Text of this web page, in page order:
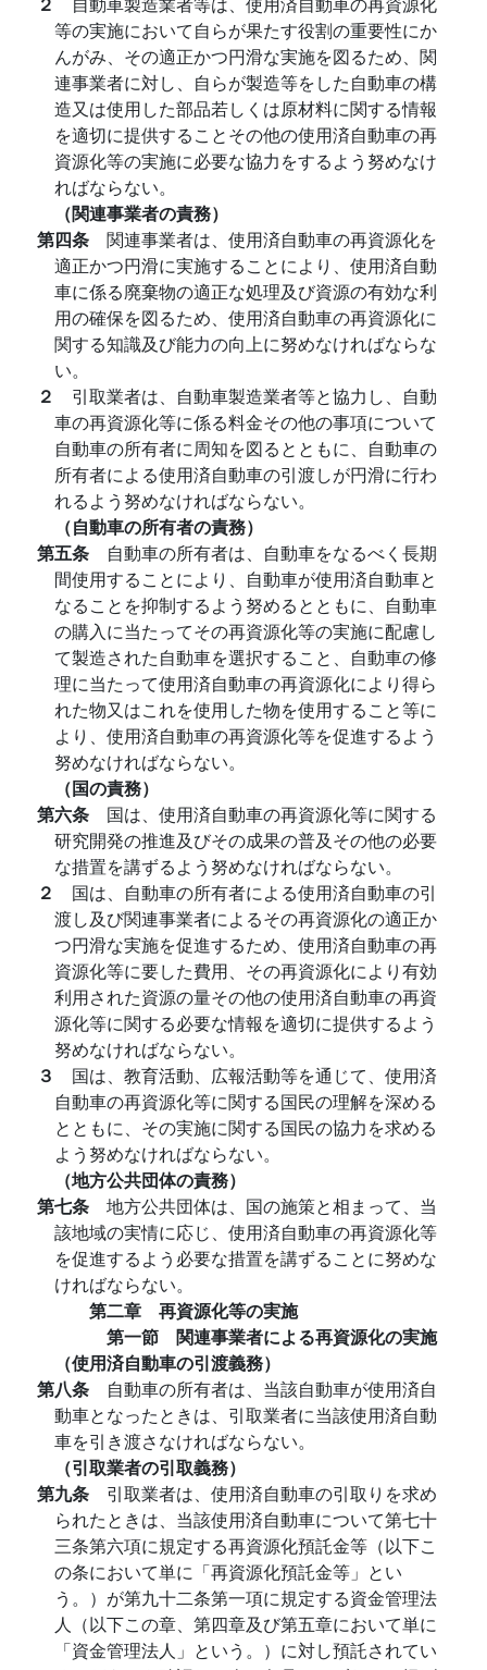
等の実施において自らが果たす役割の重要性にか
んがみ、その適正かつ円滑な実施を図るため、関
連事業者に対し、自らが製造等をした自動車の構
造又は使用した部品若しくは原材料に関する情報
を適切に提供することその他の使用済自動車の再
資源化等の実施に必要な協力をするよう努めなけ
ればならない。
（関連事業者の責務）
第四条 関連事業者は、使用済自動車の再資源化を
適正かつ円滑に実施することにより、使用済自動
車に係る廃棄物の適正な処理及び資源の有効な利
用の確保を図るため、使用済自動車の再資源化に
関する知識及び能力の向上に努めなければならな
い。
２ 引取業者は、自動車製造業者等と協力し、自動
車の再資源化等に係る料金その他の事項について
自動車の所有者に周知を図るとともに、自動車の
所有者による使用済自動車の引渡しが円滑に行わ
れるよう努めなければならない。
（自動車の所有者の責務）
第五条 自動車の所有者は、自動車をなるべく長期
間使用することにより、自動車が使用済自動車と
なることを抑制するよう努めるとともに、自動車
の購入に当たってその再資源化等の実施に配慮し
て製造された自動車を選択すること、自動車の修
理に当たって使用済自動車の再資源化により得ら
れた物又はこれを使用した物を使用すること等に
より、使用済自動車の再資源化等を促進するよう
努めなければならない。
（国の責務）
第六条 国は、使用済自動車の再資源化等に関する
研究開発の推進及びその成果の普及その他の必要
な措置を講ずるよう努めなければならない。
２ 国は、自動車の所有者による使用済自動車の引
渡し及び関連事業者によるその再資源化の適正か
つ円滑な実施を促進するため、使用済自動車の再
資源化等に要した費用、その再資源化により有効
利用された資源の量その他の使用済自動車の再資
源化等に関する必要な情報を適切に提供するよう
努めなければならない。
３ 国は、教育活動、広報活動等を通じて、使用済
自動車の再資源化等に関する国民の理解を深める
とともに、その実施に関する国民の協力を求める
よう努めなければならない。
（地方公共団体の責務）
第七条 地方公共団体は、国の施策と相まって、当
該地域の実情に応じ、使用済自動車の再資源化等
を促進するよう必要な措置を講ずることに努めな
ければならない。
第二章 再資源化等の実施
第一節 関連事業者による再資源化の実施
（使用済自動車の引渡義務）
第八条 自動車の所有者は、当該自動車が使用済自
動車となったときは、引取業者に当該使用済自動
車を引き渡さなければならない。
（引取業者の引取義務）
第九条 引取業者は、使用済自動車の引取りを求め
られたときは、当該使用済自動車について第七十
三条第六項に規定する再資源化預託金等（以下こ
の条において単に「再資源化預託金等」とい
う。）が第九十二条第一項に規定する資金管理法
人（以下この章、第四章及び第五章において単に
「資金管理法人」という。）に対し預託されてい